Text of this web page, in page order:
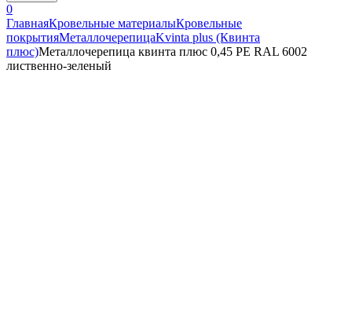
0
ГлавнаяКровельные материалыКровельные
покрытияМеталлочерепицаKvinta plus (Квинта
плюс)Металлочерепица квинта плюс 0,45 PE RAL 6002
лиственно-зеленый